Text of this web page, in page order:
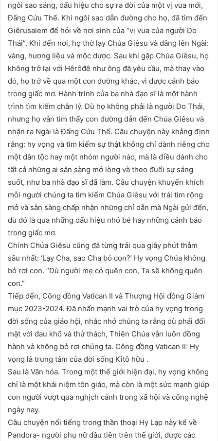
ngôi sao sáng, dấu hiệu cho sự ra đời của một vị vua mới,
Đấng Cứu Thế. Khi ngôi sao dẫn đường cho họ, đã tìm đến
Giêrusalem để hỏi về nơi sinh của “vị vua của người Do
Thái”. Khi đến nơi, họ thờ lạy Chúa Giêsu và dâng lên Ngài:
vàng, hương liệu và mộc dược. Sau khi gặp Chúa Giêsu, họ
không trở lại với Hêrôđê như ông đã yêu cầu, mà thay vào
đó, họ trở về qua một con đường khác, vì được cảnh báo
trong giấc mơ. Hành trình của ba nhà đạo sĩ là một hành
trình tìm kiếm chân lý. Dù họ không phải là người Do Thái,
nhưng họ vẫn tìm thấy con đường dẫn đến Chúa Giêsu và
nhận ra Ngài là Đấng Cứu Thế. Câu chuyện này khẳng định
rằng: hy vọng và tìm kiếm sự thật không chỉ dành riêng cho
một dân tộc hay một nhóm người nào, mà là điều dành cho
tất cả những ai sẵn sàng mở lòng và theo đuổi sự sáng
suốt, như ba nhà đạo sĩ đã làm. Câu chuyện khuyến khích
mỗi người chúng ta tìm kiếm Chúa Giêsu với trái tim rộng
mở và sẵn sàng chấp nhận những chỉ dẫn mà Ngài gửi đến,
dù đó là qua những dấu hiệu nhỏ bé hay những cảnh báo
trong giấc mơ.
Chính Chúa Giêsu cũng đã từng trải qua giây phút thẳm
sâu nhất: ‘Lạy Cha, sao Cha bỏ con?’ Hy vọng Chúa không
bỏ rơi con. “Dù người mẹ có quên con, Ta sẽ không quên
con.”
Tiếp đến, Công đồng Vatican II và Thượng Hội đồng Giám
mục 2023-2024. Đã nhấn mạnh vai trò của hy vọng trong
đời sống của giáo hội, nhắc nhở chúng ta rằng dù phải đối
mặt với đau khổ và thử thách, Thiên Chúa vẫn luôn đồng
hành và không bỏ rơi chúng ta. Công đồng Vatican II: Hy
vọng là trung tâm của đời sống Kitô hữu .
Sau là Văn hóa. Trong một thế giới hiện đại, hy vọng không
chỉ là một khái niệm tôn giáo, mà còn là một sức mạnh giúp
con người vượt qua nghịch cảnh trong xã hội và công nghệ
ngày nay.
Câu chuyện nổi tiếng trong thần thoại Hy Lạp này kể về
Pandora- người phụ nữ đầu tiên trên thế giới, được các